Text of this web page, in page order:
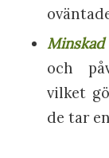
och
vilket
de tar